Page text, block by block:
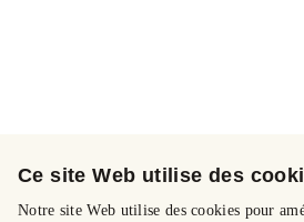
Ce site Web utilise des
Notre site Web utilise des cookies pour